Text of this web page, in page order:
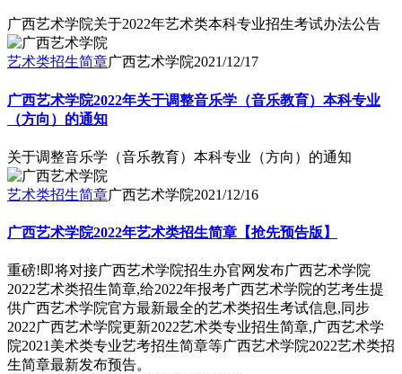
广西艺术学院关于2022年艺术类本科专业招生考试办法公告
艺术类招生简章广西艺术学院2021/12/17
广西艺术学院2022年关于调整音乐学（音乐教育）本科专业
（方向）的通知
关于调整音乐学（音乐教育）本科专业（方向）的通知
艺术类招生简章广西艺术学院2021/12/16
广西艺术学院2022年艺术类招生简章【抢先预告版】
重磅!即将对接广西艺术学院招生办官网发布广西艺术学院
2022艺术类招生简章,给2022年报考广西艺术学院的艺考生提
供广西艺术学院官方最新最全的艺术类招生考试信息,同步
2022广西艺术学院更新2022艺术类专业招生简章,广西艺术学
院2021美术类专业艺考招生简章等广西艺术学院2022艺术类招
生简章最新发布预告。